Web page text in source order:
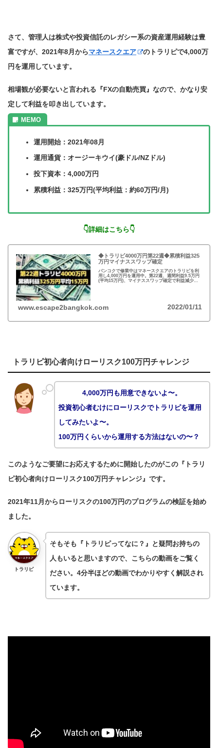
さて、管理人は株式や投資信託のレガシー系の資産運用経験は豊
富ですが、2021年8月からマネースクエア
のトラリピで4,000万
円を運用しています。
相場観が必要ないと言われる『FXの自動売買』なので、かなり安
定して利益を叩き出しています。
運用開始：2021年08月
運用通貨：オージーキウイ(豪ドル/NZドル)
投下資本：4,000万円
累積利益：325万円(平均利益：約60万円/月)
👇詳細はこちら👇
◆トラリピ4000万円第22週◆累積利益325
万円マイナススワップ確定
バンコクで修業中はマネースクエアのトラリピを利
用し4,000万円を運用中。第22週、週間利益9.5万円
(平均15万円)、マイナススワップ確定で利益減少！
www.escape2bangkok.com 2022/01/11
トラリピ初心者向けローリスク100万円チャレンジ
4,000万円も用意できないよ〜。
投資初心者むけにローリスクでトラリピを運用
してみたいよ〜。
100万円くらいから運用する方法はないの〜？
このようなご要望にお応えするために開始したのがこの『トラリ
ピ初心者向けローリスク100万円チャレンジ』です。
2021年11月からローリスクの100万円のプログラムの検証を始め
ました。
トラリピ
そもそも『トラリピってなに？』と疑問お持ちの
人もいると思いますので、こちらの動画をご覧く
ださい。4分半ほどの動画でわかりやすく解説され
ています。